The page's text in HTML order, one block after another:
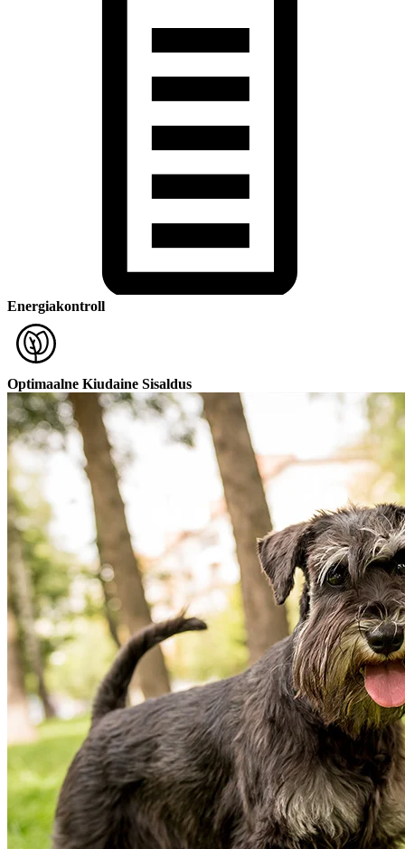
Energiakontroll
Optimaalne Kiudaine Sisaldus